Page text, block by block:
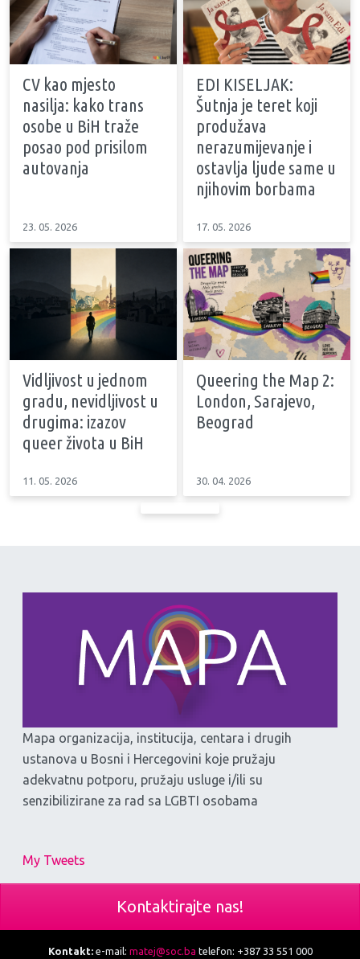
CV kao mjesto
nasilja: kako trans
osobe u BiH traže
posao pod prisilom
autovanja
23. 05. 2026
EDI KISELJAK:
Šutnja je teret koji
produžava
nerazumijevanje i
ostavlja ljude same u
njihovim borbama
17. 05. 2026
Vidljivost u jednom
gradu, nevidljivost u
drugima: izazov
queer života u BiH
11. 05. 2026
Queering the Map 2:
London, Sarajevo,
Beograd
30. 04. 2026
Mapa organizacija, institucija, centara i drugih
ustanova u Bosni i Hercegovini koje pružaju
adekvatnu potporu, pružaju usluge i/ili su
senzibilizirane za rad sa LGBTI osobama
My Tweets
Kontaktirajte nas!
Kontakt:e-mail: matej@soc.ba telefon: +387 33 551 000